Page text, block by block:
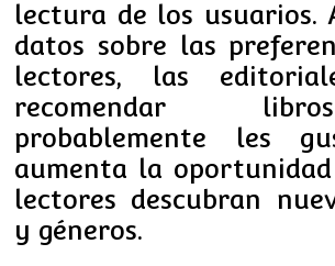
lectura de los usuarios.
datos sobre las
lectores, las
recomendar
probablemente les
aumenta la
lectores descubran
y géneros.